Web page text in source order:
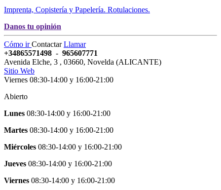
Imprenta, Copistería y Papelería. Rotulaciones.
Danos tu opinión
Cómo irContactarLlamar
+34865571498 - 965607771
Avenida Elche, 3 , 03660, Novelda (ALICANTE)
Sitio Web
Viernes 08:30-14:00 y 16:00-21:00
Abierto
Lunes 08:30-14:00 y 16:00-21:00
Martes 08:30-14:00 y 16:00-21:00
Miércoles 08:30-14:00 y 16:00-21:00
Jueves 08:30-14:00 y 16:00-21:00
Viernes 08:30-14:00 y 16:00-21:00